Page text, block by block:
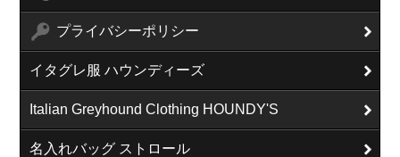
プライバシーポリシー
イタグレ服 ハウンディーズ
Italian Greyhound Clothing HOUNDY'S
名入れバッグ ストロール